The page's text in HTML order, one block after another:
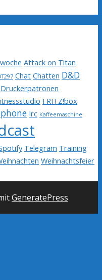
Attack on Titan
Chat Chatten D&D
Druckerpatronen
FRITZ!box
Irc Kaffeemaschine
Telegram Training
Weihnachtsfeier
GeneratePress